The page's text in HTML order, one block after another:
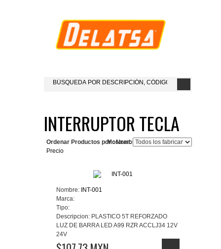
INTERRUPTOR TECLA
Mostrar:
Ordenar Productos por : Nombre del Producto+
Precio
Nombre: INT-001
Marca:
Tipo:
Descripcion: PLASTICO 5T REFORZADO
LUZ DE BARRA LED A99 RZR ACCLJ34 12V
24V